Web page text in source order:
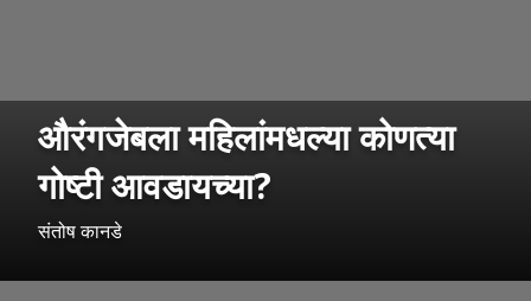
औरंगजेबला महिलांमधल्या कोणत्या
गोष्टी आवडायच्या?
संतोष कानडे